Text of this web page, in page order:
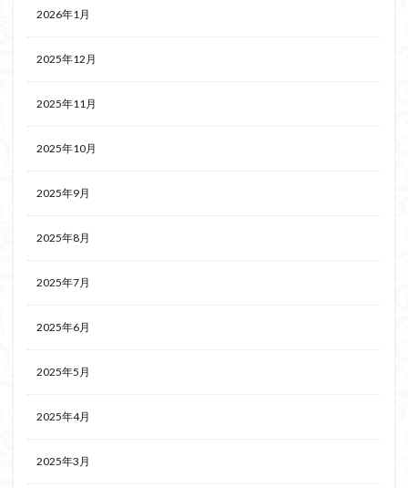
2026年1月
2025年12月
2025年11月
2025年10月
2025年9月
2025年8月
2025年7月
2025年6月
2025年5月
2025年4月
2025年3月